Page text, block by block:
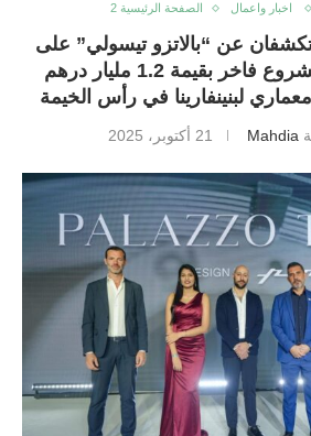
اخبار واعمال الصفحة الرئيسية 2
تكشفان عن “بالاتزو تيسولي” على
جزيرة المرجان مشروع فاخر بقيمة 1.2 مليار درهم
لبنينفارينا في رأس الخيمة
Mahdia 21 أكتوبر، 2025